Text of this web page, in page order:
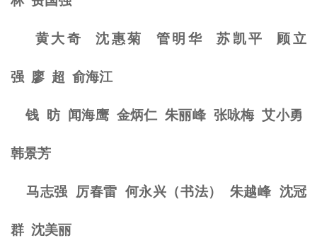
黄大奇 沈惠菊 管明华 苏凯平 顾立
强 廖 超 俞海江
钱 昉 闻海鹰 金炳仁 朱丽峰 张咏梅 艾小勇
韩景芳
马志强 厉春雷 何永兴（书法） 朱越峰 沈冠
群 沈美丽